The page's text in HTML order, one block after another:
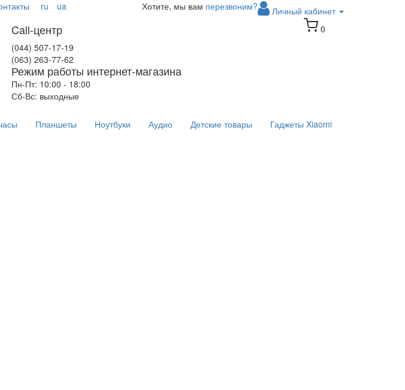
ru ua Личный кабинет
Хотите, мы вам перезвоним?
Call-центр
(044) 507-17-19
(063) 263-77-62
Режим работы интернет-магазина
Пн-Пт: 10:00 - 18:00
Сб-Вс: выходные
0
Планшеты Ноутбуки Аудио Детские товары Гаджеты Xiaomi